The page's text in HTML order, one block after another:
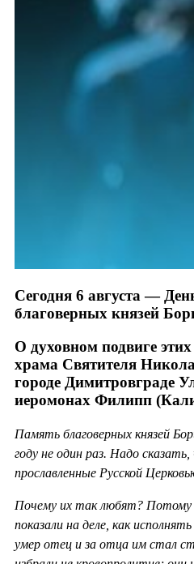
Сегодня 6 августа —
благоверных князей
О духовном подвиге
храма Святителя
городе Димитровграде
иеромонах Филипп
Память благоверных князей
году не один раз. Надо
прославленные Русской
Почему их так любят? Потому
показали на деле, как
умер отец и за отца им стал